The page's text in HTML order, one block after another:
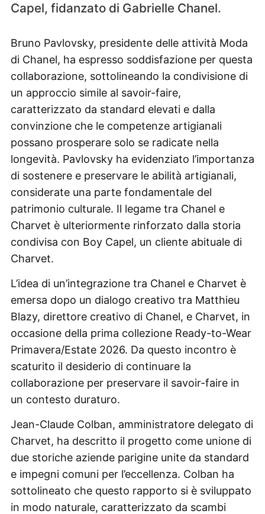
Capel, fidanzato di Gabrielle Chanel.
Bruno Pavlovsky, presidente delle attività Moda
di Chanel, ha espresso soddisfazione per questa
collaborazione, sottolineando la condivisione di
un approccio simile al savoir-faire,
caratterizzato da standard elevati e dalla
convinzione che le competenze artigianali
possano prosperare solo se radicate nella
longevità. Pavlovsky ha evidenziato l’importanza
di sostenere e preservare le abilità artigianali,
considerate una parte fondamentale del
patrimonio culturale. Il legame tra Chanel e
Charvet è ulteriormente rinforzato dalla storia
condivisa con Boy Capel, un cliente abituale di
Charvet.
L’idea di un’integrazione tra Chanel e Charvet è
emersa dopo un dialogo creativo tra Matthieu
Blazy, direttore creativo di Chanel, e Charvet, in
occasione della prima collezione Ready-to-Wear
Primavera/Estate 2026. Da questo incontro è
scaturito il desiderio di continuare la
collaborazione per preservare il savoir-faire in
un contesto duraturo.
Jean-Claude Colban, amministratore delegato di
Charvet, ha descritto il progetto come unione di
due storiche aziende parigine unite da standard
e impegni comuni per l’eccellenza. Colban ha
sottolineato che questo rapporto si è sviluppato
in modo naturale, caratterizzato da scambi